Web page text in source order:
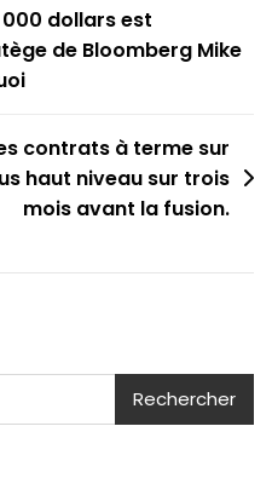
dollars est
de Bloomberg Mike
contrats à terme sur
haut niveau sur trois
mois avant la fusion.
Rechercher